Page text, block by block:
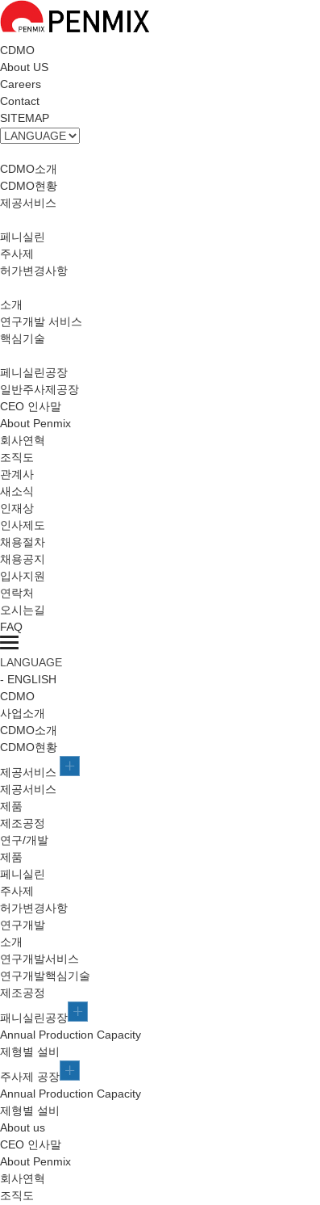
CDMO
About US
Careers
Contact
SITEMAP
CDMO소개
CDMO현황
제공서비스
페니실린
주사제
허가변경사항
소개
연구개발 서비스
핵심기술
페니실린공장
일반주사제공장
CEO 인사말
About Penmix
회사연혁
조직도
관계사
새소식
인재상
인사제도
채용절차
채용공지
입사지원
연락처
오시는길
FAQ
LANGUAGE
- ENGLISH
CDMO
사업소개
CDMO소개
CDMO현황
제공서비스
제공서비스
제품
제조공정
연구/개발
제품
페니실린
주사제
허가변경사항
연구개발
소개
연구개발서비스
연구개발핵심기술
제조공정
패니실린공장
Annual Production Capacity
제형별 설비
주사제 공장
Annual Production Capacity
제형별 설비
About us
CEO 인사말
About Penmix
회사연혁
조직도